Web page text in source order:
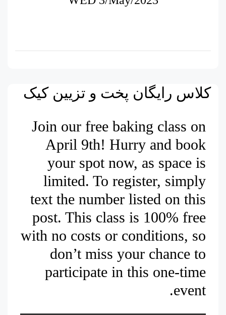
کلاس رایگان پخت و تزیین کیک
Join our free baking class on
April 9th! Hurry and book
your spot now, as space is
limited. To register, simply
text the number listed on this
post. This class is 100% free
with no costs or conditions, so
don’t miss your chance to
participate in this one-time
event.